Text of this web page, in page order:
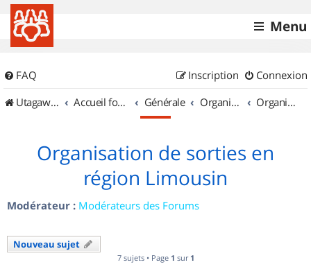
Menu
FAQ Connexion
Inscription
UtagawaVTT (Randos VTT et VTTAE avec traces GPS)
Accueil forum Générale Organisation de sorties & Recherche de partenaires Organisation de sorties en région Limousin
Organisation de sorties en
région Limousin
Modérateur : Modérateurs des Forums
Nouveau sujet
7 sujets • Page 1 sur 1